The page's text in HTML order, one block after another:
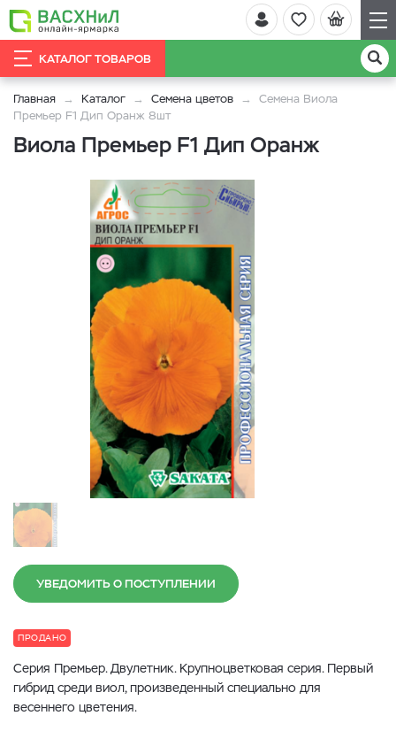
КАТАЛОГ ТОВАРОВ
Главная Каталог Семена цветов
Семена Виола
Премьер F1 Дип Оранж 8шт
Виола Премьер F1 Дип Оранж
УВЕДОМИТЬ О ПОСТУПЛЕНИИ
ПРОДАНО
Серия Премьер. Двулетник. Крупноцветковая серия. Первый
гибрид среди виол, произведенный специально для
весеннего цветения.